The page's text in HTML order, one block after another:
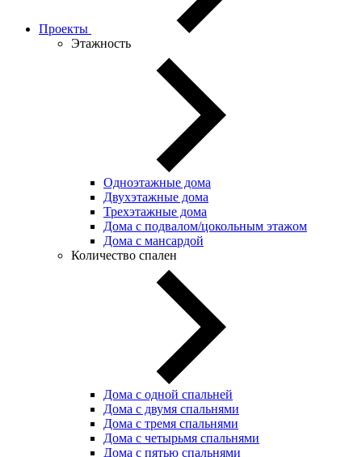
Проекты
Этажность
Одноэтажные дома
Двухэтажные дома
Трехэтажные дома
Дома с подвалом/цокольным этажом
Дома с мансардой
Количество спален
Дома с одной спальней
Дома с двумя спальнями
Дома с тремя спальнями
Дома с четырьмя спальнями
Дома с пятью спальнями